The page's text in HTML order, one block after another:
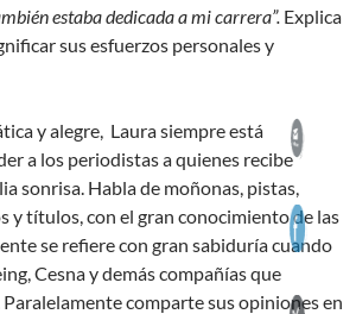
estaba dedicada a mi carrera”. Explica
sus esfuerzos personales y
y alegre, Laura siempre está
a los periodistas a quienes recibe
sonrisa. Habla de moñonas, pistas,
y títulos, con el gran conocimiento de las
se refiere con gran sabiduría cuando
Cesna y demás compañías que
comparte sus opiniones en